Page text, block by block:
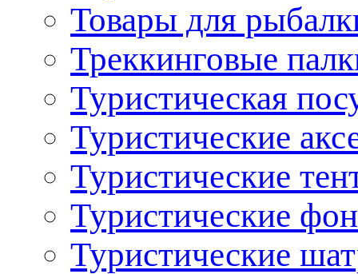
Товары для
Треккинговые
Туристическая
Туристические
Туристические
Туристические
Туристические